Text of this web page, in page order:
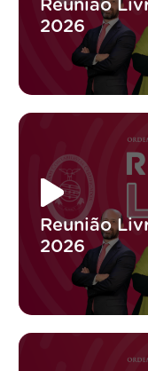
Reunião
2026
Reunião
2026